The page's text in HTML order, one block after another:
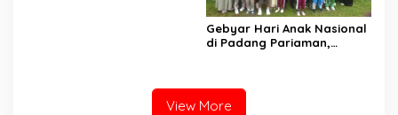
Gebyar Hari Anak Nasional
di Padang Pariaman,
untuk Semua Anak
View More